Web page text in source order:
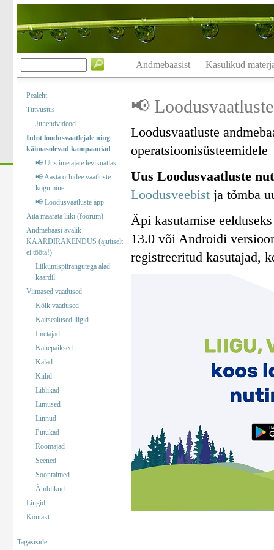
Andmebaasist Kasulikud
Pealeht
Tutvustus
Juhendvideod
Infot loodusvaatlejale ning
käimasolevad kampaaniad
📢 Uus imetajate levikuatlas
📢 Aasta orhidee vaatluste
kogumine
📢 Loodusvaatluste äpp
Aita määrata liiki (foorum)
Andmebaasi avalik
KAARDIRAKENDUS (ajutiselt
ei tööta!)
Liikumispiirangutega alad
kaardil
Viimased vaatlused
Kõik vaatlused
Kaitsealused liigid
Imetajad
Kahepaiksed
Kalad
Kiilid
Liblikad
Limused
Linnud
Putukad
Roomajad
Seened
Soontaimed
Ämblikud
Lingid
Kontakt
Tagasiside
📢
Loodusvaatluste
operatsioonisüsteemidele
Uus Loodusvaatluste
Loodusveebistja tõmba
Äpi kasutamise
13.0 või Androidi
registreeritud kasutajad,